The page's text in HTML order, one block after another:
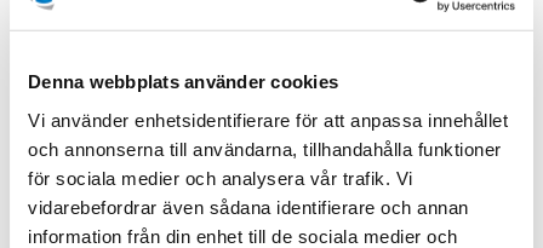
Denna webbplats använder cookies
Vi använder enhetsidentifierare för att anpassa innehållet
och annonserna till användarna, tillhandahålla funktioner
för sociala medier och analysera vår trafik. Vi
vidarebefordrar även sådana identifierare och annan
information från din enhet till de sociala medier och
Beskriver hur mycket vatten ett prov innehåller i
suga upp kapillärt.
Standardiserade mätmetoder ökar säkerheten
I linje med RBK:s krav kontrollerar och kalibrerar vi
regelbundet mätutrustningen i laboratoriet. Vi använder
standardiserade NORDTEST-metoder för att bestämma
fuktkvot och kapillär mättnadsgrad.